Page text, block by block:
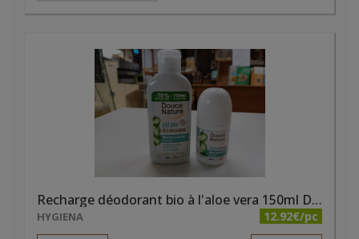
Recharge déodorant bio à l'aloe vera 150ml Douce Nature
HYGIENA 12.92€/pc